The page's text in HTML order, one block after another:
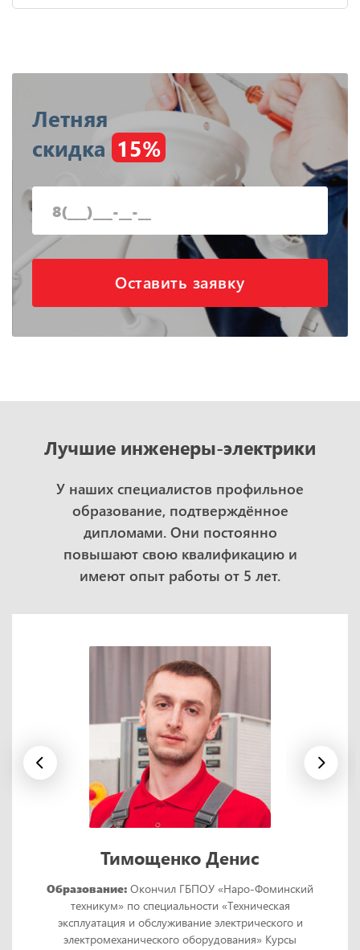
Летняя
скидка 15%
Оставить заявку
Лучшие инженеры-электрики
У наших специалистов профильное
образование, подтверждённое
дипломами. Они постоянно
повышают свою квалификацию и
имеют опыт работы от 5 лет.
Тимощенко Денис
Образование: Окончил ГБПОУ «Наро-Фоминский
техникум» по специальности «Техническая
эксплуатация и обслуживание электрического и
электромеханического оборудования» Курсы